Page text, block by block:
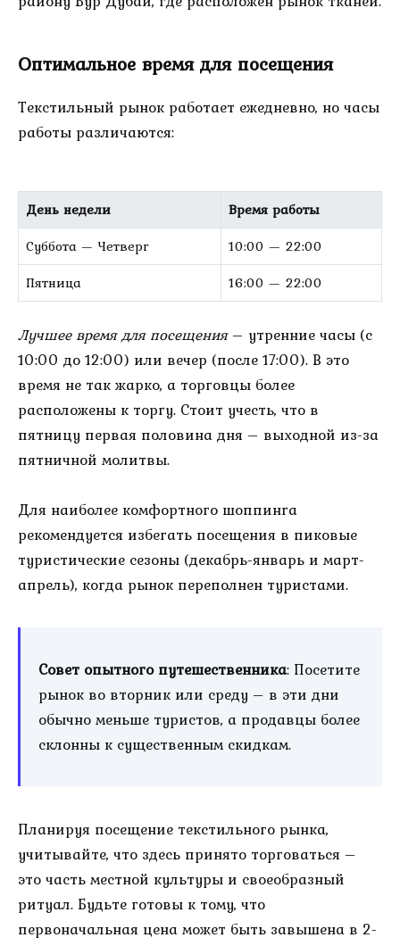
Оптимальное время для посещения
Текстильный рынок работает ежедневно, но часы
работы различаются:
День недели
Время работы
Суббота — Четверг
10:00 — 22:00
Пятница
16:00 — 22:00
Лучшее время для посещения– утренние часы (с
10:00 до 12:00) или вечер (после 17:00). В это
время не так жарко, а торговцы более
расположены к торгу. Стоит учесть, что в
пятницу первая половина дня – выходной из-за
пятничной молитвы.
Для наиболее комфортного шоппинга
рекомендуется избегать посещения в пиковые
туристические сезоны (декабрь-январь и март-
апрель), когда рынок переполнен туристами.
Совет опытного путешественника: Посетите
рынок во вторник или среду – в эти дни
обычно меньше туристов, а продавцы более
склонны к существенным скидкам.
Планируя посещение текстильного рынка,
учитывайте, что здесь принято торговаться –
это часть местной культуры и своеобразный
ритуал. Будьте готовы к тому, что
первоначальная цена может быть завышена в 2-